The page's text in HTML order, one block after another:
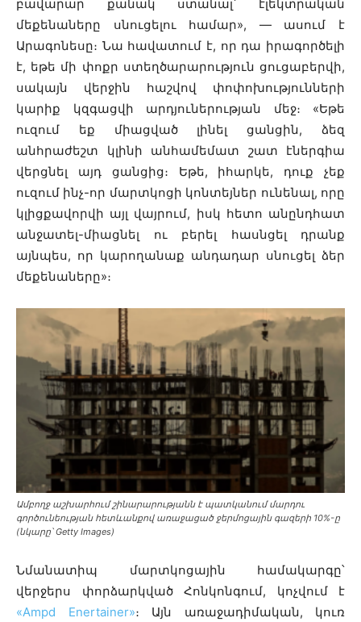
բավարար քանակ ստանալ՝ էլեկտրական
մեքենաները սնուցելու համար», — ասում է
Արագոնեսը։ Նա հավատում է, որ դա իրագործելի
է, եթե մի փոքր ստեղծարարություն ցուցաբերվի,
սակայն վերջին հաշվով փոփոխությունների
կարիք կզգացվի արդյուներության մեջ։ «Եթե
ուզում եք միացված լինել ցանցին, ձեզ
անհրաժեշտ կլինի անհամեմատ շատ էներգիա
վերցնել այդ ցանցից։ Եթե, իհարկե, դուք չեք
ուզում ինչ-որ մարտկոցի կոնտեյներ ունենալ, որը
կլիցքավորվի այլ վայրում, իսկ հետո անընդհատ
անջատել-միացնել ու բերել հասնցել դրանք
այնպես, որ կարողանաք անդադար սնուցել ձեր
մեքենաները»։
Ամբողջ աշխարհում շինարարությանն է պատկանում մարդու
գործունեության հետևանքով առաջացած ջերմոցային գազերի 10%-ը
(նկարը՝ Getty Images)
Նմանատիպ մարտկոցային համակարգը՝
վերջերս փորձարկված Հոնկոնգում, կոչվում է
«Ampd Enertainer»։ Այն առաջադիմական, կուռ